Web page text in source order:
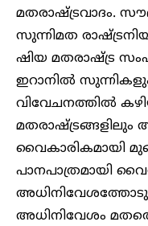
മതരാഷ്ട്രവാദം.
സുന്നിമത
ഷിയ മതരാഷ്ട്ര
ഇറാനിൽ
വിവേചനത്തിൽ
വൈകാരികമായി
പാനപാത്രമായി
അധിനിവേശം